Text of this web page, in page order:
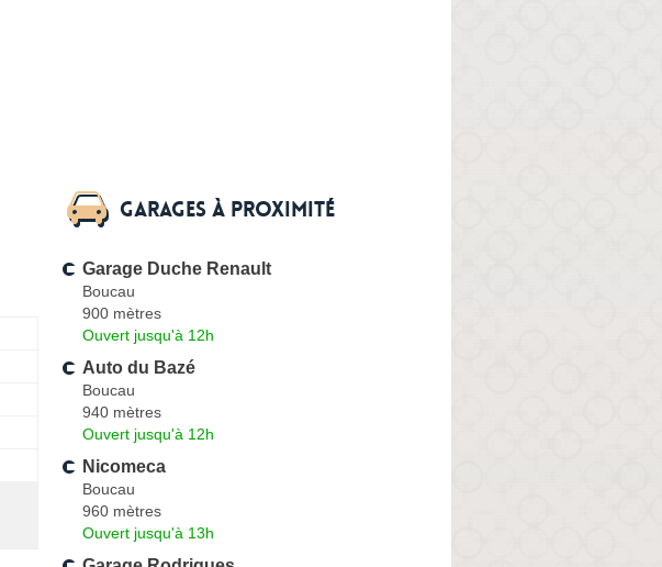
Garages à proximité
Garage Duche Renault
Boucau
900 mètres
Ouvert jusqu'à 12h
Auto du Bazé
Boucau
940 mètres
Ouvert jusqu'à 12h
Nicomeca
Boucau
960 mètres
Ouvert jusqu'à 13h